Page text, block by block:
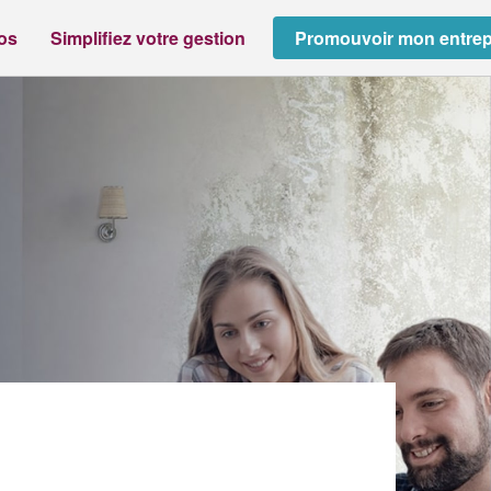
Simplifiez votre gestion Promouvoir mon